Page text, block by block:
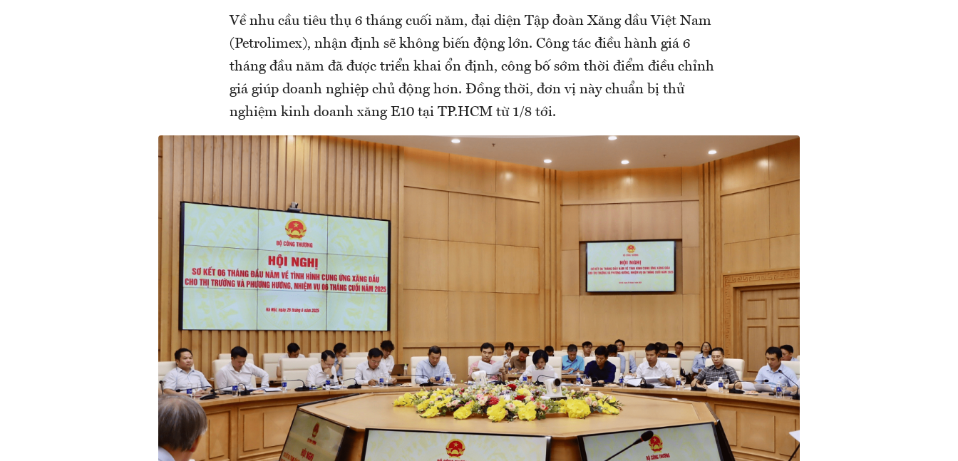
Về nhu cầu tiêu thụ 6 tháng cuối năm, đại diện Tập đoàn Xăng dầu Việt Nam
(Petrolimex), nhận định sẽ không biến động lớn. Công tác điều hành giá 6
tháng đầu năm đã được triển khai ổn định, công bố sớm thời điểm điều chỉnh
giá giúp doanh nghiệp chủ động hơn. Đồng thời, đơn vị này chuẩn bị thử
nghiệm kinh doanh xăng E10 tại TP.HCM từ 1/8 tới.